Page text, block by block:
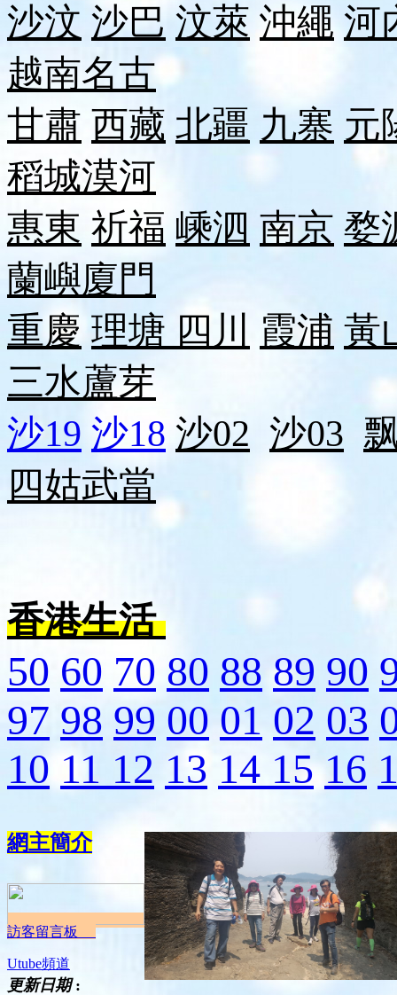
沙汶 沙巴 汶萊 沖繩 河
越南名古
甘肅 西藏 北疆 九寨 元
稻城漠河
惠東 祈福 嵊泗 南京 婺
蘭嶼廈門
重慶 理塘 四川 霞浦 黃
三水蘆芽
沙19 沙18 沙02 沙03
四姑武當
香港生活
50 60 70 80 88 89 90
97 98 99 00 01 02 03
10 11 12 13 14 15 16
網主簡介
訪客留言板
Utube頻道
更新日期: